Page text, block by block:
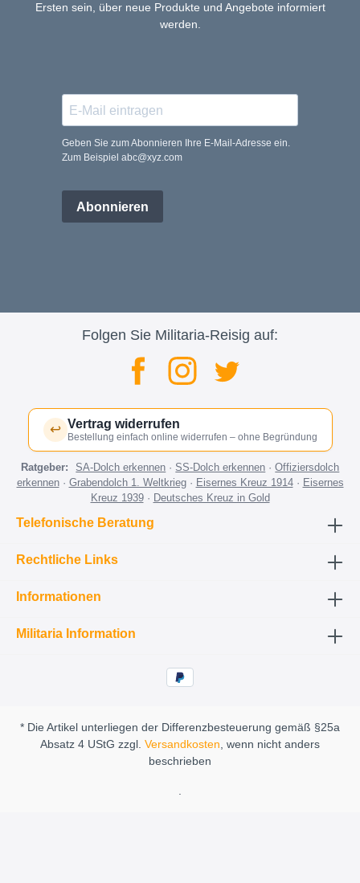
Ersten sein, über neue Produkte und Angebote informiert
werden.
Geben Sie zum Abonnieren Ihre E-Mail-Adresse ein.
Zum Beispiel abc@xyz.com
Abonnieren
Folgen Sie Militaria-Reisig auf:
↩ Vertrag widerrufen
Bestellung einfach online widerrufen – ohne Begründung
Ratgeber: SA-Dolch erkennen ·SS-Dolch erkennen ·Offiziersdolch
erkennen· Grabendolch 1. Weltkrieg· Eisernes Kreuz 1914· Eisernes
Kreuz 1939· Deutsches Kreuz in Gold
Telefonische Beratung
Rechtliche Links
Informationen
Militaria Information
* Die Artikel unterliegen der Differenzbesteuerung gemäß §25a
Absatz 4 UStG zzgl. Versandkosten, wenn nicht anders
beschrieben
.